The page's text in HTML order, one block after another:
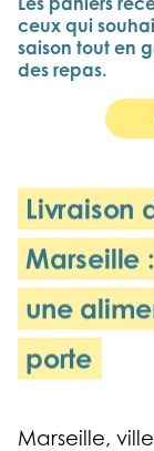
ceux qui
saison tout en
des repas.
Livraison
Marseille :
une
porte
Marseille,